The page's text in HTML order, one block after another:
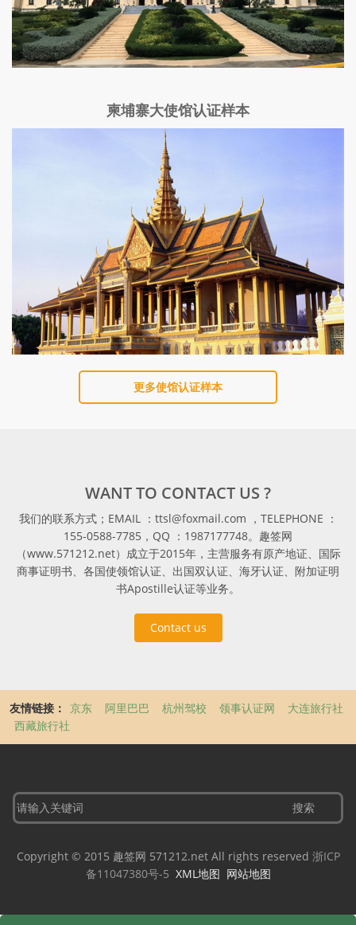
柬埔寨大使馆认证样本
更多使馆认证样本
WANT TO CONTACT US ?
我们的联系方式；EMAIL ：ttsl@foxmail.com ，TELEPHONE ：
155-0588-7785，QQ ：1987177748。趣签网
（www.571212.net）成立于2015年，主营服务有原产地证、国际
商事证明书、各国使领馆认证、出国双认证、海牙认证、附加证明
书Apostille认证等业务。
Contact us
友情链接： 京东 阿里巴巴 杭州驾校 领事认证网
大连旅行社
西藏旅行社
Copyright © 2015 趣签网 571212.net All rights reserved 浙ICP
备11047380号-5 XML地图 网站地图